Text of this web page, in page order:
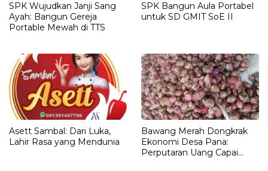
SPK Wujudkan Janji Sang
Ayah: Bangun Gereja
Portable Mewah di TTS
SPK Bangun Aula Portabel
untuk SD GMIT SoE II
Asett Sambal: Dari Luka,
Lahir Rasa yang Mendunia
Bawang Merah Dongkrak
Ekonomi Desa Pana:
Perputaran Uang Capai